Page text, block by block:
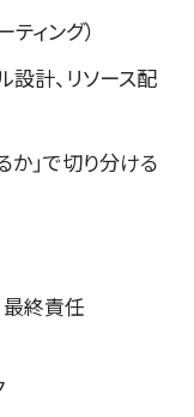
ィング）
設計、リソース配
か」で切り分ける
最終責任